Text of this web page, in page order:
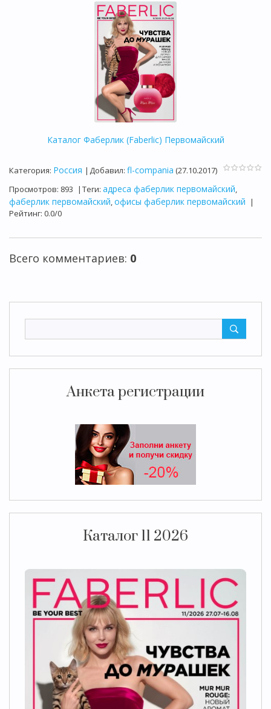
Анкета регистрации
Каталог 11 2026
Каталог Фаберлик (Faberlic) Первомайский
Категория: Россия | Добавил: fl-compania (27.10.2017)
Просмотров: 893 | Теги: адреса фаберлик первомайский,
фаберлик первомайский,офисы фаберлик первомайский |
Рейтинг: 0.0/0
Всего комментариев: 0